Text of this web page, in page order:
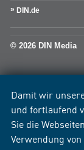
Damit wir
und fortlaufend
Sie die
Verwendung
DIN.de
© 2026 DIN Media